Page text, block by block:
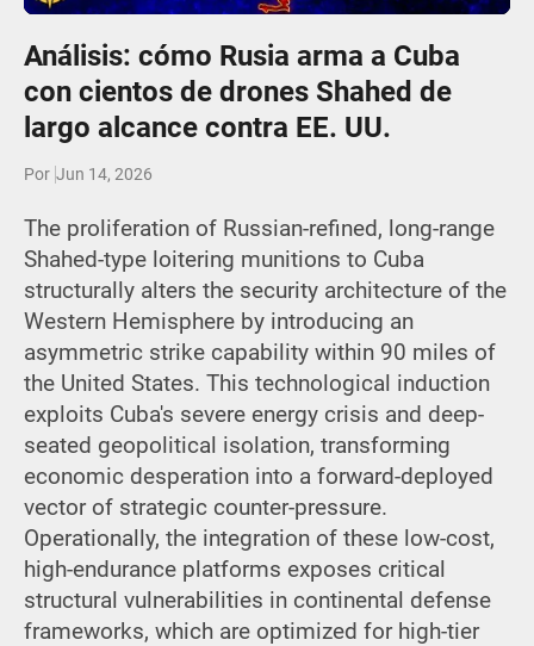
Play Mute Settings
Enter
Análisis: cómo Rusia arma a Cuba
con cientos de drones Shahed de
largo alcance contra EE. UU.
Por Jun 14, 2026
The proliferation of Russian-refined, long-range
Shahed-type loitering munitions to Cuba
structurally alters the security architecture of the
Western Hemisphere by introducing an
asymmetric strike capability within 90 miles of
the United States. This technological induction
exploits Cuba's severe energy crisis and deep-
seated geopolitical isolation, transforming
economic desperation into a forward-deployed
vector of strategic counter-pressure.
Operationally, the integration of these low-cost,
high-endurance platforms exposes critical
structural vulnerabilities in continental defense
frameworks, which are optimized for high-tier